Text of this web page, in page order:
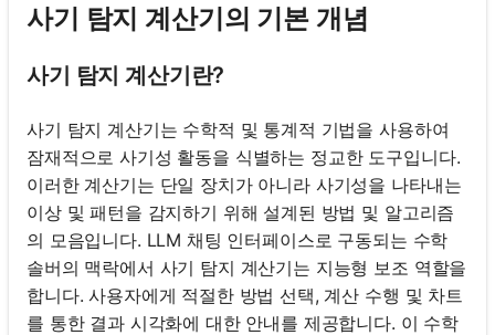
사기 탐지 계산기의 기본 개념
사기 탐지 계산기란?
사기 탐지 계산기는 수학적 및 통계적 기법을 사용하여
잠재적으로 사기성 활동을 식별하는 정교한 도구입니다.
이러한 계산기는 단일 장치가 아니라 사기성을 나타내는
이상 및 패턴을 감지하기 위해 설계된 방법 및 알고리즘
의 모음입니다. LLM 채팅 인터페이스로 구동되는 수학
솔버의 맥락에서 사기 탐지 계산기는 지능형 보조 역할을
합니다. 사용자에게 적절한 방법 선택, 계산 수행 및 차트
를 통한 결과 시각화에 대한 안내를 제공합니다. 이 수학